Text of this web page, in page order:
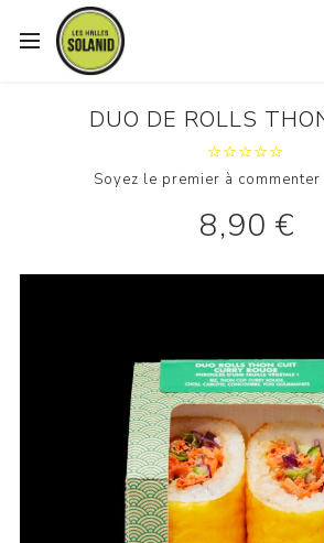
DUO DE ROLLS
Soyez le premier à
8,90 €